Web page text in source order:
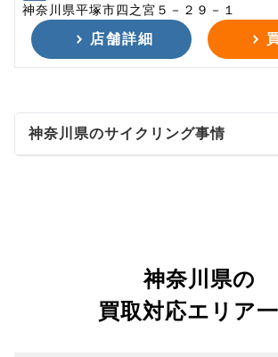
神奈川県平塚市四之宮５－２９－１
店舗詳細
神奈川県のサイクリング事情
神奈川県の
買取対応エリア